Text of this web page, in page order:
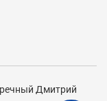
Дмитрий